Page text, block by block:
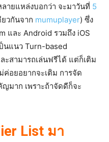
ายแหล่งบอกว่า จะมาวันที่ 5
วกันจาก mumuplayer) ซึ่ง
และ Android รวมถึง iOS
นแนว Turn-based
ะสามารถเล่นฟรีได้ แต่ก็เติม
อยอยากจะเติม การจัด
มาก เพราะถ้าจัดดีก็จะ
List มา